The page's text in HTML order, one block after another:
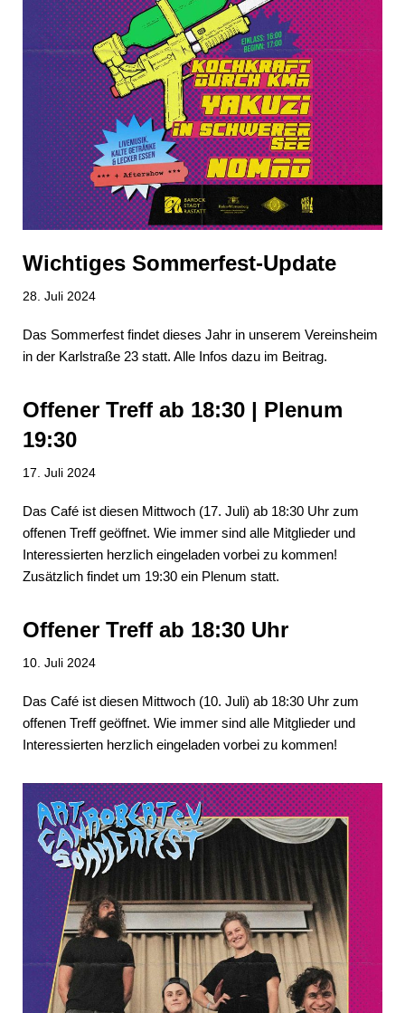
Wichtiges Sommerfest-Update
28. Juli 2024
Das Sommerfest findet dieses Jahr in unserem Vereinsheim
in der Karlstraße 23 statt. Alle Infos dazu im Beitrag.
Offener Treff ab 18:30 | Plenum
19:30
17. Juli 2024
Das Café ist diesen Mittwoch (17. Juli) ab 18:30 Uhr zum
offenen Treff geöffnet. Wie immer sind alle Mitglieder und
Interessierten herzlich eingeladen vorbei zu kommen!
Zusätzlich findet um 19:30 ein Plenum statt.
Offener Treff ab 18:30 Uhr
10. Juli 2024
Das Café ist diesen Mittwoch (10. Juli) ab 18:30 Uhr zum
offenen Treff geöffnet. Wie immer sind alle Mitglieder und
Interessierten herzlich eingeladen vorbei zu kommen!